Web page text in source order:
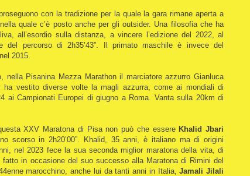
con la tradizione per la quale la gara rimane aperta a
quale c’è posto anche per gli outsider. Una filosofia che ha
all’esordio sulla distanza, a vincere l’edizione del 2022, al
del percorso di 2h35’43”. Il primato maschile è invece del
2015.
nella Pisanina Mezza Marathon il marciatore azzurro Gianluca
ha vestito diverse volte la magli azzurra, come ai mondiali di
ai Campionati Europei di giugno a Roma. Vanta sulla 20km di
XXV Maratona di Pisa non può che essere Khalid Jbari
scorso in 2h20’00”. Khalid, 35 anni, è italiano ma di origini
nel 2023 fece la sua seconda miglior maratona della vita, di
fatto in occasione del suo successo alla Maratona di Rimini del
marocchino, anche lui da tanti anni in Italia,Jamali Jilali